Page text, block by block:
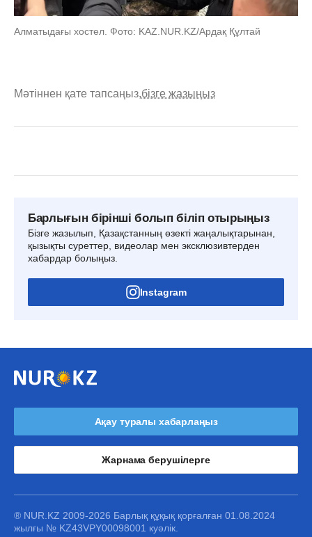
Алматыдағы хостел. Фото: KAZ.NUR.KZ/Ардақ Құлтай
Мәтіннен қате тапсаңыз,бізге жазыңыз
Барлығын бірінші болып біліп отырыңыз
Бізге жазылып, Қазақстанның өзекті жаңалықтарынан,
қызықты суреттер, видеолар мен эксклюзивтерден
хабардар болыңыз.
Instagram
Ақау туралы хабарлаңыз
Жарнама берушілерге
® NUR.KZ 2009-2026 Барлық құқық қорғалған 01.08.2024
жылғы № KZ43VPY00098001 куәлік.